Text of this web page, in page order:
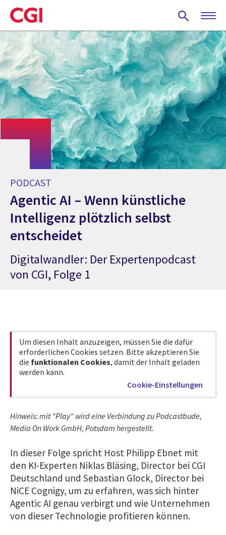
Skip
to
main
content
PODCAST
Agentic AI – Wenn künstliche
Intelligenz plötzlich selbst
entscheidet
Digitalwandler: Der Expertenpodcast
von CGI, Folge 1
Um diesen Inhalt anzuzeigen, müssen Sie die dafür
erforderlichen Cookies setzen. Bitte akzeptieren Sie
die funktionalen Cookies, damit der Inhalt geladen
werden kann.
Cookie-Einstellungen
Hinweis: mit "Play" wird eine Verbindung zu Podcastbude,
Media On Work GmbH, Potsdam hergestellt.
In dieser Folge spricht Host Philipp Ebnet mit
den KI-Experten Niklas Bläsing, Director bei CGI
Deutschland und Sebastian Glock, Director bei
NiCE Cognigy, um zu erfahren, was sich hinter
Agentic AI genau verbirgt und wie Unternehmen
von dieser Technologie profitieren können.